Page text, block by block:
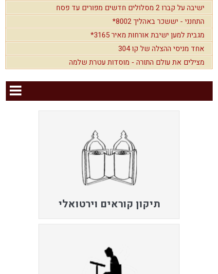
ישיבה על קברו 2 מסלולים חדשים מפורים עד פסח
התחנני - יששכר באהליך 8002*
מגבית למען ישיבת אורחות מאיר 3165*
אחד מניסי ההצלה של קו 304
מצילים את עולם התורה - מוסדות עטרת שלמה
תיקון קוראים וירטואלי